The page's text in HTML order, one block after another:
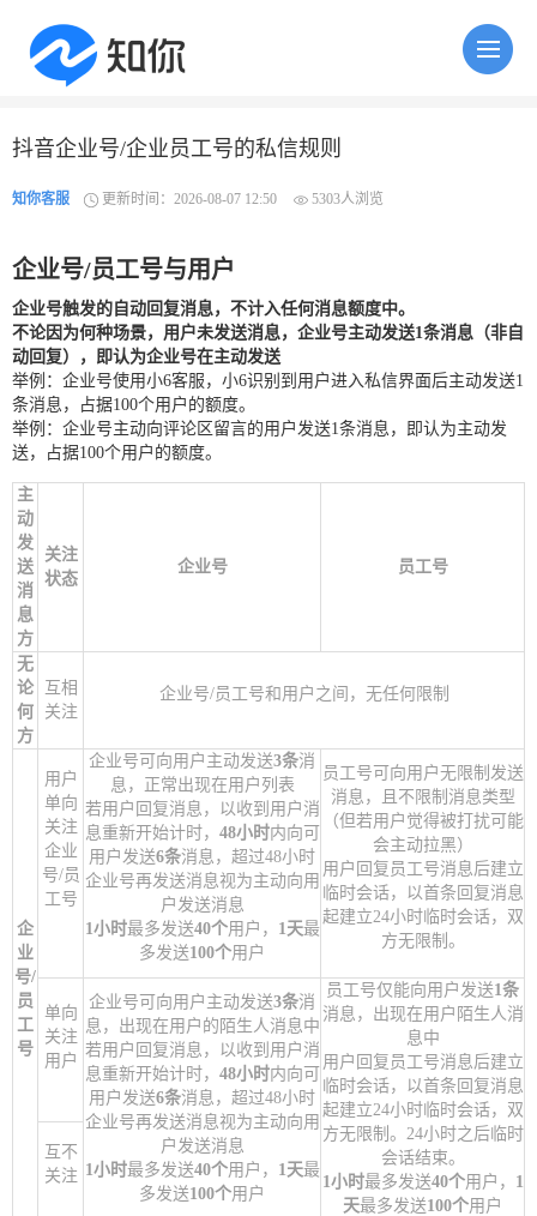
抖音企业号/企业员工号的私信规则
知你客服 更新时间：2026-08-07 12:50 5303人浏览
企业号/员工号与用户
企业号触发的自动回复消息，不计入任何消息额度中。
不论因为何种场景，用户未发送消息，企业号主动发送1条消息 （非自
动回复）
，即认为企业号在主动发送
举例：企业号使用小6客服，小6识别到用户进入私信界面后主动发送1
条消息，占据100个用户的额度。
举例：企业号主动向评论区留言的用户发送1条消息，即认为主动发
送，占据100个用户的额度。
主
动
发
送
消
息
方
关注
状态
企业号 员工号
无
论
何
方
互相
关注
企业号/员工号和用户之间，无任何限制
企
业
号/
员
工
号
用户
单向
关注
企业
号/员
工号
企业号可向用户主动发送3条消
息，正常出现在用户列表
若用户回复消息，以收到用户消
息重新开始计时， 48小时内向可
用户发送6条消息，超过48小时
企业号再发送消息视为主动向用
户发送消息
1小时最多发送40个用户， 1天最
多发送100个用户
员工号可向用户无限制发送
消息，且不限制消息类型
（但若用户觉得被打扰可能
会主动拉黑）
用户回复员工号消息后建立
临时会话，以首条回复消息
起建立24小时临时会话，双
方无限制。
单向
关注
用户
企业号可向用户主动发送3条消
息，出现在用户的陌生人消息中
若用户回复消息，以收到用户消
息重新开始计时， 48小时内向可
用户发送6条消息，超过48小时
企业号再发送消息视为主动向用
户发送消息
1小时最多发送40个用户， 1天最
多发送100个用户
员工号仅能向用户发送1条
消息，出现在用户陌生人消
息中
用户回复员工号消息后建立
临时会话，以首条回复消息
起建立24小时临时会话，双
方无限制。24小时之后临时
会话结束。
1小时最多发送40个用户， 1
天最多发送100个用户
互不
关注